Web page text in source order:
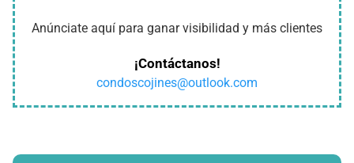
Anúnciate aquí para ganar visibilidad y más clientes
¡Contáctanos!
condoscojines@outlook.com